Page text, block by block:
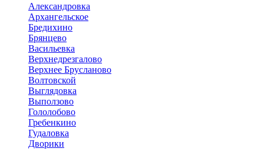
Александровка
Архангельское
Бредихино
Брянцево
Васильевка
Верхнедрезгалово
Верхнее Брусланово
Волтовской
Выглядовка
Выползово
Гололобово
Гребенкино
Гудаловка
Дворики